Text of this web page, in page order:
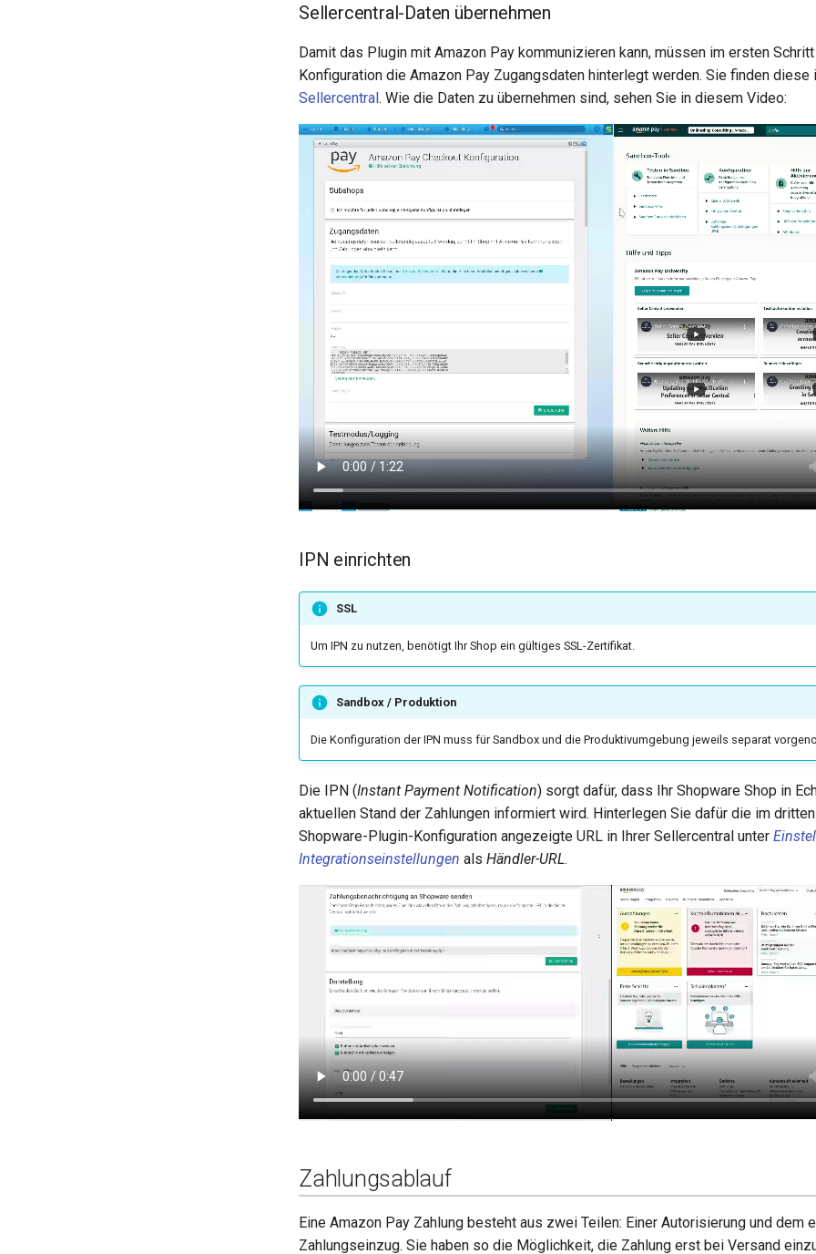
Sellercentral-Daten übernehmen
Damit das Plugin mit Amazon Pay kommunizieren kann, müssen im ersten
Konfiguration die Amazon Pay Zugangsdaten hinterlegt werden. Sie finden diese
Sellercentral. Wie die Daten zu übernehmen sind, sehen Sie in diesem Video:
IPN einrichten
SSL
Um IPN zu nutzen, benötigt Ihr Shop ein gültiges SSL-Zertifikat.
Sandbox / Produktion
Die Konfiguration der IPN muss für Sandbox und die Produktivumgebung jeweils separat
Die IPN (Instant Payment Notification) sorgt dafür, dass Ihr Shopware Shop in
aktuellen Stand der Zahlungen informiert wird. Hinterlegen Sie dafür die im
Shopware-Plugin-Konfiguration angezeigte URL in Ihrer Sellercentral unter
Integrationseinstellungen als Händler-URL.
Zahlungsablauf
Eine Amazon Pay Zahlung besteht aus zwei Teilen: Einer Autorisierung und dem
Zahlungseinzug. Sie haben so die Möglichkeit, die Zahlung erst bei Versand